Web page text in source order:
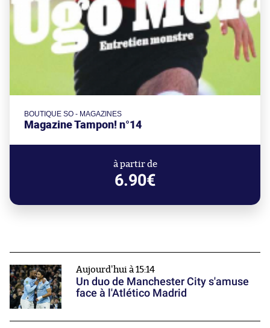
BOUTIQUE SO - MAGAZINES
Magazine Tampon! n°14
à partir de
6.90€
Aujourd'hui à 15:14
Un duo de Manchester City s'amuse
face à l'Atlético Madrid